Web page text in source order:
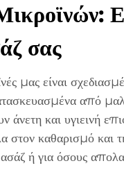
σας
μας είναι
από
και υγιεινή
στον καθαρισμό και
ή για όσους